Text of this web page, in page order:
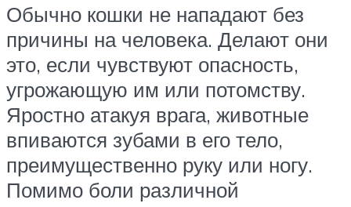
Обычно кошки не нападают без
причины на человека. Делают они
это, если чувствуют опасность,
угрожающую им или потомству.
Яростно атакуя врага, животные
впиваются зубами в его тело,
преимущественно руку или ногу.
Помимо боли различной